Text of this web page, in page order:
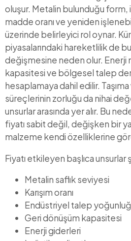
oluşur. Metalin bulunduğu form,
madde oranı ve yeniden
üzerinde belirleyici rol oynar.
piyasalarındaki hareketlilik de
değişmesine neden olur. Enerji
kapasitesi ve bölgesel talep
hesaplamaya dahil edilir. Taşıma
süreçlerinin zorluğu da nihai
unsurlar arasında yer alır. Bu
fiyatı sabit değil, değişken bir
malzeme kendi özelliklerine
Fiyatı etkileyen başlıca unsurlar
Metalin saflık seviyesi
Karışım oranı
Endüstriyel talep
Geri dönüşüm kapasitesi
Enerji giderleri